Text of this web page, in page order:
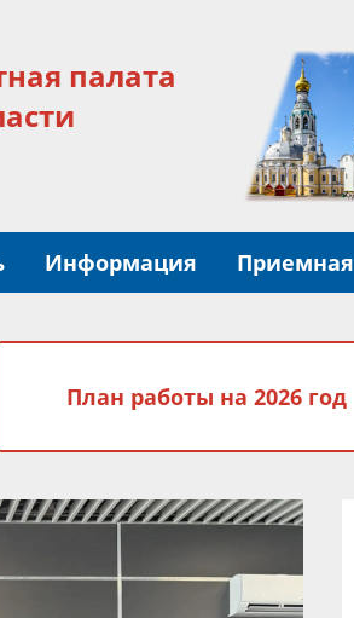
палата
Информация Приемная
План работы на 2026 год